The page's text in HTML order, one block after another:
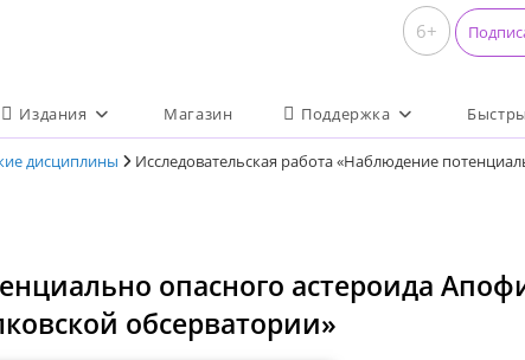
6+
Издания Магазин Поддержка
дисциплины
Исследовательская работа «Наблюдение
опасного астероида
обсерватории»